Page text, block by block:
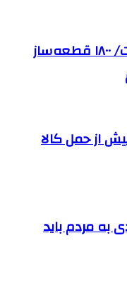
بازار قطعه‌سازی رقابتی است/ ۱۸۰۰ قطعه‌ساز
از حمل کالا
مردم باید